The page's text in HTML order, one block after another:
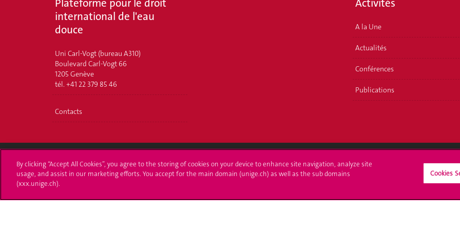
Plateforme pour le droit
international de l'eau
douce
Uni Carl-Vogt (bureau A310)
Boulevard Carl-Vogt 66
1205 Genève
tél. +41 22 379 85 46
Contacts
Activités
A la Une
Actualités
Conférences
Publications
Université de Genève
24 rue du Général-Dufour
S'inscrire à l'UNIGE
Immatriculations
L'UNIGE vous informe
UNIGE Mobile
By clicking “Accept All Cookies”, you agree to the storing of cookies on your device to enhance site navigation, analyze site
usage, and assist in our marketing efforts. You accept for the main domain (unige.ch) as well as the sub domains
(xxx.unige.ch).
Cookies